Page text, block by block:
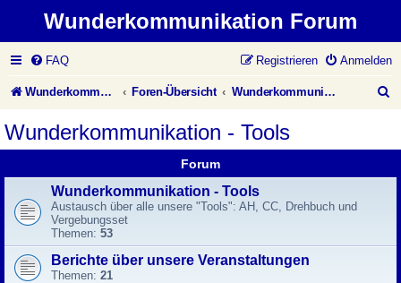
Wunderkommunikation Forum
FAQ Anmelden
Registrieren
Wunderkommunikation Website Foren-Übersicht Wunderkommunikation - Tools
Wunderkommunikation - Tools
Forum
Wunderkommunikation - Tools
Austausch über alle unsere "Tools": AH, CC, Drehbuch und
Vergebungsset
Themen: 53
Berichte über unsere Veranstaltungen
Themen: 21